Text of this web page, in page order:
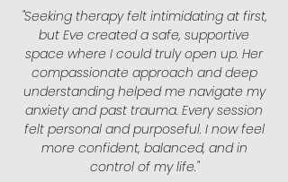
"Seeking therapy felt intimidating at first,
but Eve created a safe, supportive
space where I could truly open up. Her
compassionate approach and deep
understanding helped me navigate my
anxiety and past trauma. Every session
felt personal and purposeful. I now feel
more confident, balanced, and in
control of my life."